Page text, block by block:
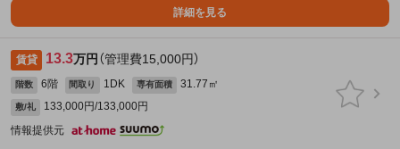
詳細を見る
賃貸 13.3万円 （管理費15,000円）
階数 6階 間取り 1DK 専有面積 31.77㎡
敷/礼
133,000円/133,000円
情報提供元